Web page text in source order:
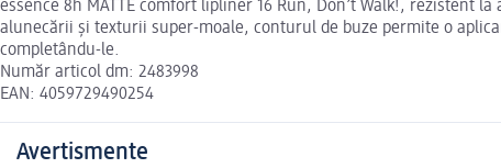
essence 8h MATTE comfort lipliner 16 Run, Don’t Walk!, rezistent
alunecării și texturii super-moale, conturul de buze permite o
completându-le.
Număr articol dm: 2483998
EAN: 4059729490254
Avertismente